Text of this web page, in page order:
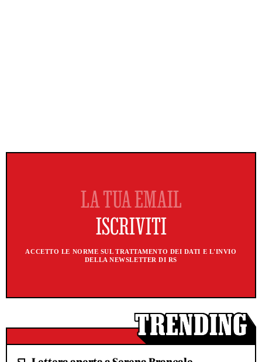
ACCETTO LE NORME SUL TRATTAMENTO DEI DATI E L'INVIO
DELLA NEWSLETTER DI RS